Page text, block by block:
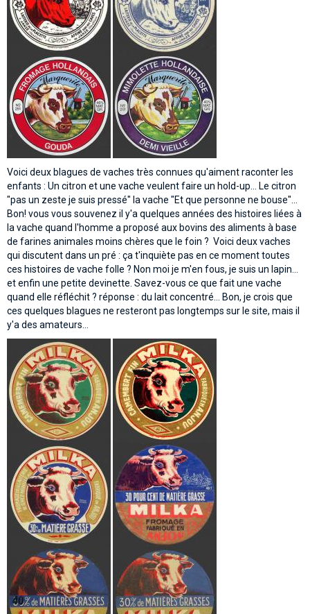
Voici deux blagues de vaches très connues qu'aiment raconter les
enfants : Un citron et une vache veulent faire un hold-up... Le citron
"pas un zeste je suis pressé" la vache "Et que personne ne bouse"...
Bon! vous vous souvenez il y'a quelques années des histoires liées à
la vache quand l'homme a proposé aux bovins des aliments à base
de farines animales moins chères que le foin ? Voici deux vaches
qui discutent dans un pré : ça t'inquiète pas en ce moment toutes
ces histoires de vache folle ? Non moi je m'en fous, je suis un lapin...
et enfin une petite devinette. Savez-vous ce que fait une vache
quand elle réfléchit ? réponse : du lait concentré... Bon, je crois que
ces quelques blagues ne resteront pas longtemps sur le site, mais il
y'a des amateurs...